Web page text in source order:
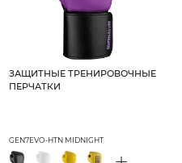
ЗАЩИТНЫЕ ТРЕНИРОВОЧНЫЕ
ПЕРЧАТКИ
GEN7EVO-HTN MIDNIGHT